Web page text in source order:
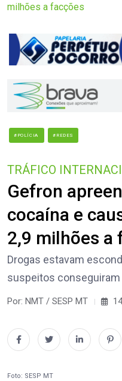
milhões a facções
#POLÍCIA #REDES
TRÁFICO
Gefron
cocaína e
2,9 milhões a
Drogas estavam
suspeitos
Por: NMT / SESP MT
Foto: SESP MT